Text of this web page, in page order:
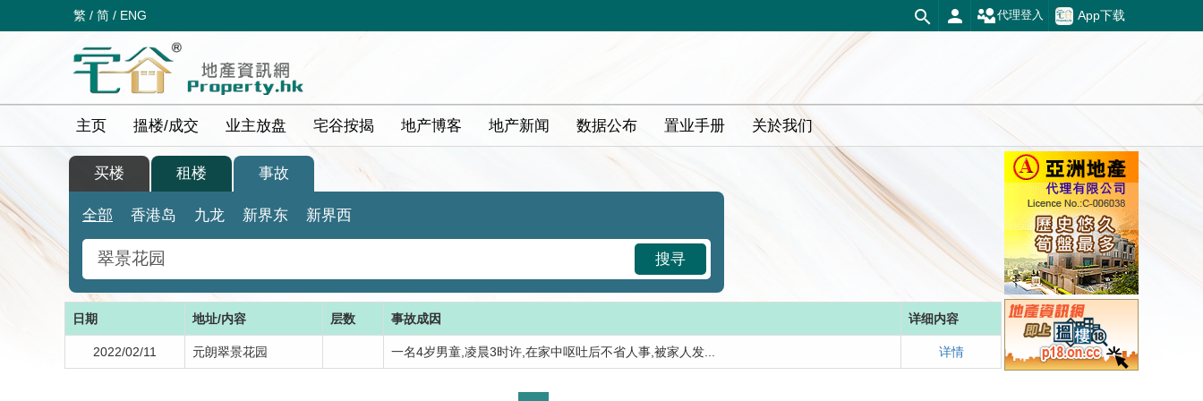
繁 / 简 / ENG App下载
代理登入
主页 搵楼/成交 业主放盘 宅谷按揭 地产博客 地产新闻 数据公布 置业手册 关於我们
买楼 租楼 事故
全部 香港岛 九龙 新界东 新界西
搜寻
日期 地址/内容 层数 事故成因 详细内容
2022/02/11 元朗翠景花园 一名4岁男童,凌晨3时许,在家中呕吐后不省人事,被家人发... 详情